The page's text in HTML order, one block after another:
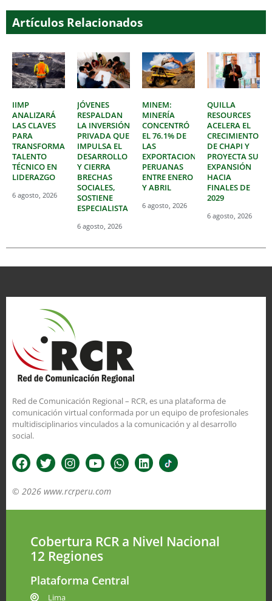
Artículos Relacionados
IIMP
ANALIZARÁ
LAS CLAVES
PARA
TRANSFORMAR
TALENTO
TÉCNICO EN
LIDERAZGO
6 agosto, 2026
JÓVENES
RESPALDAN
LA INVERSIÓN
PRIVADA QUE
IMPULSA EL
DESARROLLO
Y CIERRA
BRECHAS
SOCIALES,
SOSTIENE
ESPECIALISTA
6 agosto, 2026
MINEM:
MINERÍA
CONCENTRÓ
EL 76.1% DE
LAS
EXPORTACIONES
PERUANAS
ENTRE ENERO
Y ABRIL
6 agosto, 2026
QUILLA
RESOURCES
ACELERA EL
CRECIMIENTO
DE CHAPI Y
PROYECTA SU
EXPANSIÓN
HACIA
FINALES DE
2029
6 agosto, 2026
Red de Comunicación Regional – RCR, es una plataforma de
comunicación virtual conformada por un equipo de profesionales
multidisciplinarios vinculados a la comunicación y al desarrollo
social.
© 2026 www.rcrperu.com
Cobertura RCR a Nivel Nacional
12 Regiones
Plataforma Central
Lima